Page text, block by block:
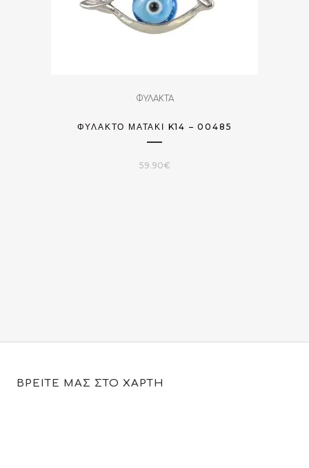
ΦΥΛΑΚΤΑ
ΦΥΛΑΚΤΌ ΜΑΤΆΚΙ K14 – 00485
59.90€
ΒΡΕΙΤΕ ΜΑΣ ΣΤΟ ΧΑΡΤΗ